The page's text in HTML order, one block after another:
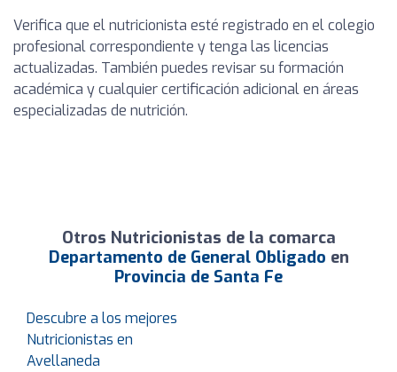
Verifica que el nutricionista esté registrado en el colegio
profesional correspondiente y tenga las licencias
actualizadas. También puedes revisar su formación
académica y cualquier certificación adicional en áreas
especializadas de nutrición.
Otros Nutricionistas de la comarca
Departamento de General Obligado en
Provincia de Santa Fe
Descubre a los mejores
Nutricionistas en
Avellaneda